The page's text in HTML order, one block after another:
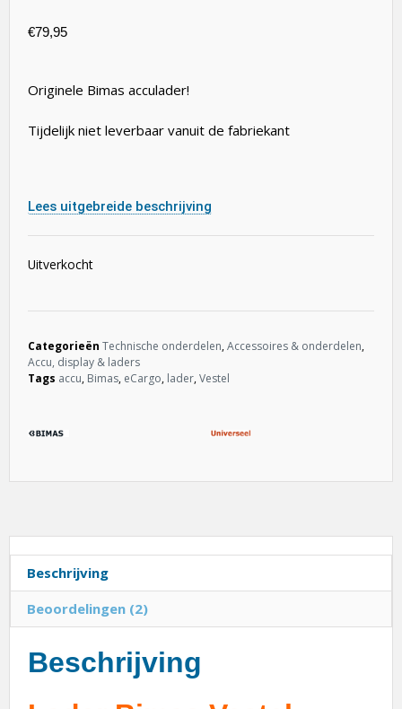
€79,95
Originele Bimas acculader!
Tijdelijk niet leverbaar vanuit de fabriekant
Lees uitgebreide beschrijving
Uitverkocht
Categorieën Technische onderdelen,Accessoires & onderdelen,
Accu, display & laders
Tags accu, Bimas, eCargo, lader,Vestel
Beschrijving
Beoordelingen (2)
Beschrijving